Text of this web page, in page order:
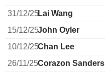
31/12/25Lai Wang
15/12/25John Oyler
10/12/25Chan Lee
26/11/25Corazon Sanders